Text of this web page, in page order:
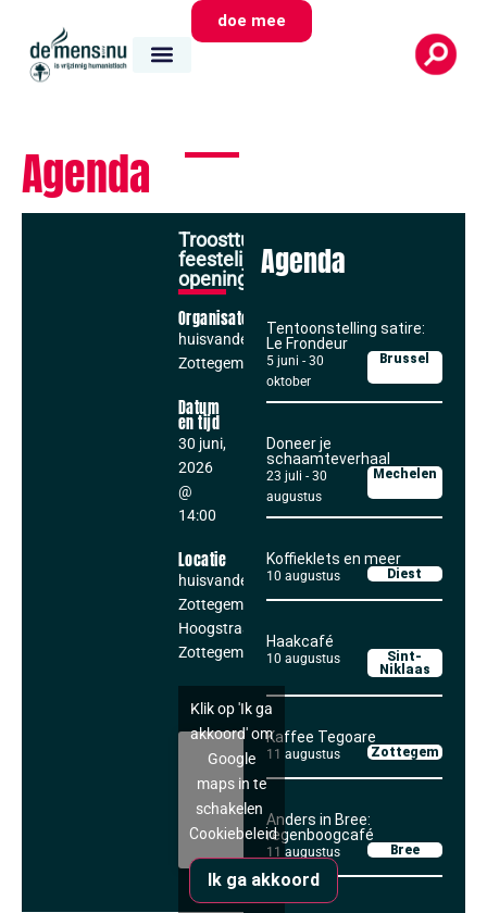
doe mee
Agenda
Troosttuin:
feestelijke
opening
Organisator
huisvandeMens
Zottegem
Datum
en tijd
30 juni,
2026
@
14:00
Locatie
huisvandeMens
Zottegem
Hoogstraat 42
Zottegem, 9620
Klik op 'Ik ga
akkoord' om
Google
maps in te
schakelen
Cookiebeleid
Ik ga akkoord
Agenda
Tentoonstelling satire:
Le Frondeur
5 juni - 30
oktober
Brussel
Doneer je
schaamteverhaal
23 juli - 30
augustus
Mechelen
Koffieklets en meer
10 augustus Diest
Haakcafé
10 augustus
Sint-
Niklaas
Kaffee Tegoare
11 augustus Zottegem
Anders in Bree:
regenboogcafé
11 augustus Bree